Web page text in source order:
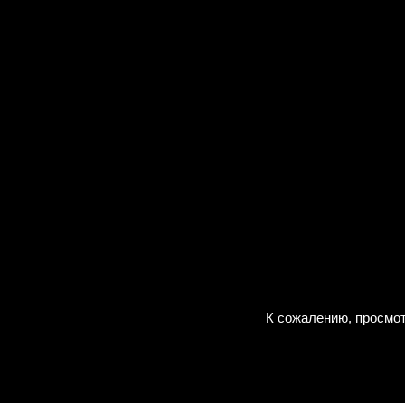
К сожалению,